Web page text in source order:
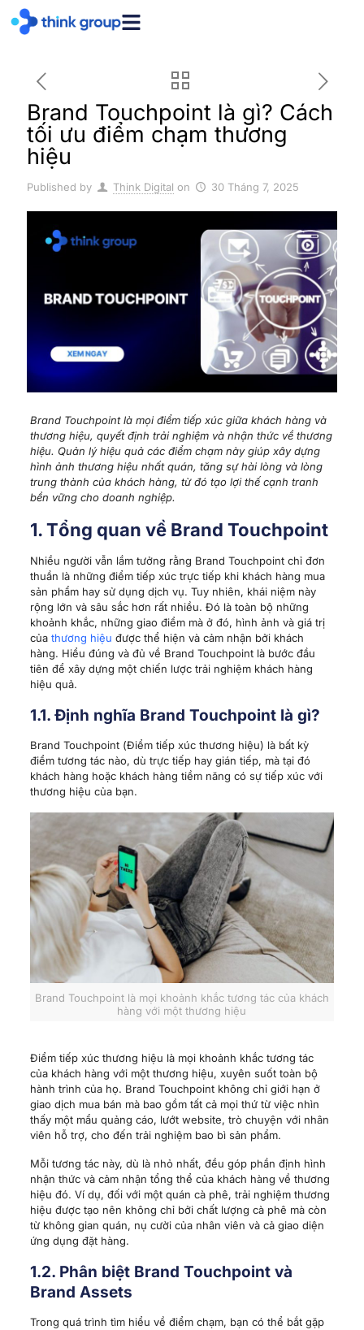
Brand Touchpoint là gì? Cách
tối ưu điểm chạm thương
hiệu
Published by Think Digital on 30 Tháng 7, 2025
Brand Touchpoint là mọi điểm tiếp xúc giữa khách hàng và
thương hiệu, quyết định trải nghiệm và nhận thức về thương
hiệu. Quản lý hiệu quả các điểm chạm này giúp xây dựng
hình ảnh thương hiệu nhất quán, tăng sự hài lòng và lòng
trung thành của khách hàng, từ đó tạo lợi thế cạnh tranh
bền vững cho doanh nghiệp.
1. Tổng quan về Brand Touchpoint
Nhiều người vẫn lầm tưởng rằng Brand Touchpoint chỉ đơn
thuần là những điểm tiếp xúc trực tiếp khi khách hàng mua
sản phẩm hay sử dụng dịch vụ. Tuy nhiên, khái niệm này
rộng lớn và sâu sắc hơn rất nhiều. Đó là toàn bộ những
khoảnh khắc, những giao điểm mà ở đó, hình ảnh và giá trị
của thương hiệu được thể hiện và cảm nhận bởi khách
hàng. Hiểu đúng và đủ về Brand Touchpoint là bước đầu
tiên để xây dựng một chiến lược trải nghiệm khách hàng
hiệu quả.
1.1. Định nghĩa Brand Touchpoint là gì?
Brand Touchpoint (Điểm tiếp xúc thương hiệu) là bất kỳ
điểm tương tác nào, dù trực tiếp hay gián tiếp, mà tại đó
khách hàng hoặc khách hàng tiềm năng có sự tiếp xúc với
thương hiệu của bạn.
Brand Touchpoint là mọi khoảnh khắc tương tác của khách
hàng với một thương hiệu
Điểm tiếp xúc thương hiệu là mọi khoảnh khắc tương tác
của khách hàng với một thương hiệu, xuyên suốt toàn bộ
hành trình của họ. Brand Touchpoint không chỉ giới hạn ở
giao dịch mua bán mà bao gồm tất cả mọi thứ từ việc nhìn
thấy một mẩu quảng cáo, lướt website, trò chuyện với nhân
viên hỗ trợ, cho đến trải nghiệm bao bì sản phẩm.
Mỗi tương tác này, dù là nhỏ nhất, đều góp phần định hình
nhận thức và cảm nhận tổng thể của khách hàng về thương
hiệu đó. Ví dụ, đối với một quán cà phê, trải nghiệm thương
hiệu được tạo nên không chỉ bởi chất lượng cà phê mà còn
từ không gian quán, nụ cười của nhân viên và cả giao diện
ứng dụng đặt hàng.
1.2. Phân biệt Brand Touchpoint và
Brand Assets
Trong quá trình tìm hiểu về điểm chạm, bạn có thể bắt gặp